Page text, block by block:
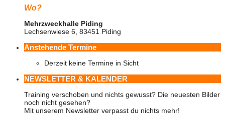
Wo?
Mehrzweckhalle Piding
Lechsenwiese 6, 83451 Piding
Anstehende Termine
Derzeit keine Termine in Sicht
NEWSLETTER & KALENDER
Training verschoben und nichts gewusst? Die neuesten Bilder
noch nicht gesehen?
Mit unserem Newsletter verpasst du nichts mehr!